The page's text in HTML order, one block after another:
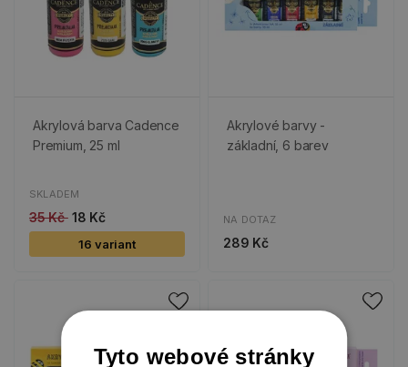
Akrylová barva Cadence
Premium, 25 ml
SKLADEM
35 Kč 18 Kč
16 variant
Akrylové barvy -
základní, 6 barev
NA DOTAZ
289 Kč
Tyto webové stránky